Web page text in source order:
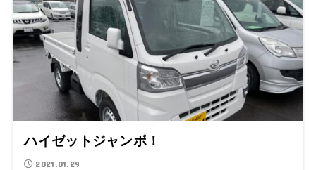
ハイゼットジャンボ！
2021.01.29